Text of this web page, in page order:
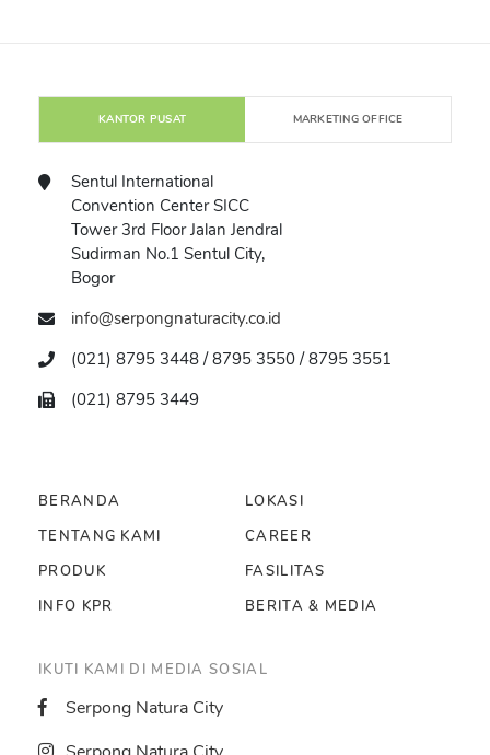
KANTOR PUSAT MARKETING OFFICE
Sentul International
Convention Center SICC
Tower 3rd Floor Jalan Jendral
Sudirman No.1 Sentul City,
Bogor
info@serpongnaturacity.co.id
(021) 8795 3448 / 8795 3550 / 8795 3551
(021) 8795 3449
BERANDA
LOKASI
TENTANG KAMI
CAREER
PRODUK
FASILITAS
INFO KPR
BERITA & MEDIA
IKUTI KAMI DI MEDIA SOSIAL
Serpong Natura City